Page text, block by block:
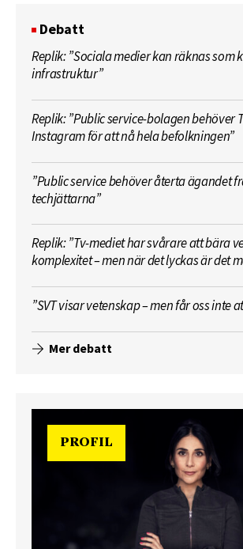
Debatt
Replik: ”Sociala medier kan räknas som
infrastruktur”
Replik: ”Public service-bolagen behöver
Instagram för att nå hela befolkningen”
”Public service behöver återta ägandet
techjättarna”
Replik: ”Tv-mediet har svårare att bära
komplexitet – men när det lyckas är det
”SVT visar vetenskap – men får oss inte
Mer debatt
PROFIL